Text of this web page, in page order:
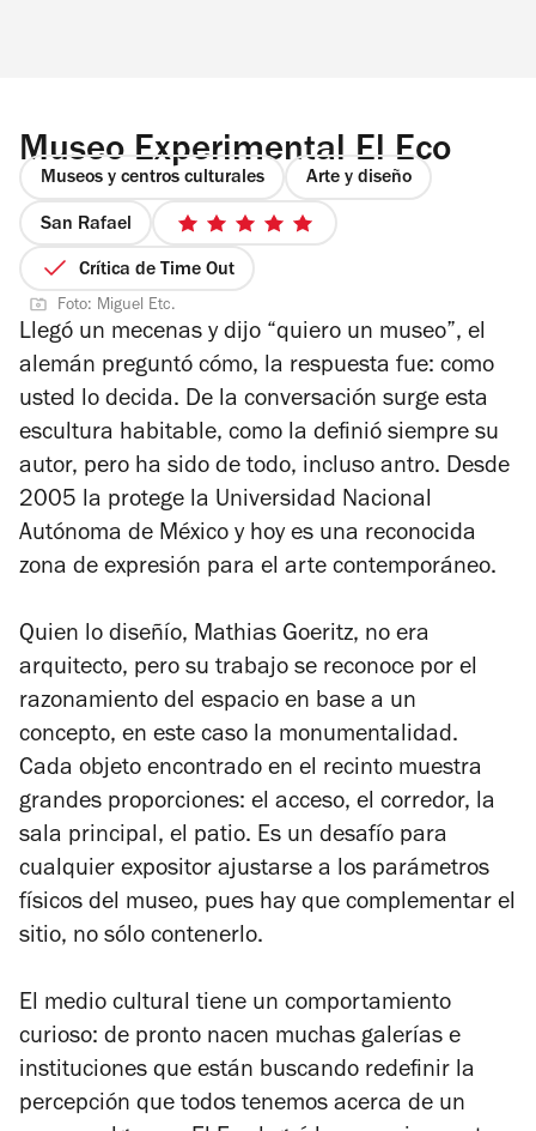
Museo Experimental El Eco
Museos y centros culturales Arte y diseño
San Rafael
5
estrellas
Crítica de Time Out
Foto: Miguel Etc.
Llegó un mecenas y dijo “quiero un museo”, el
alemán preguntó cómo, la respuesta fue: como
usted lo decida. De la conversación surge esta
escultura habitable, como la definió siempre su
autor, pero ha sido de todo, incluso antro. Desde
2005 la protege la Universidad Nacional
Autónoma de México y hoy es una reconocida
zona de expresión para el arte contemporáneo.
Quien lo diseñío, Mathias Goeritz, no era
arquitecto, pero su trabajo se reconoce por el
razonamiento del espacio en base a un
concepto, en este caso la monumentalidad.
Cada objeto encontrado en el recinto muestra
grandes proporciones: el acceso, el corredor, la
sala principal, el patio. Es un desafío para
cualquier expositor ajustarse a los parámetros
físicos del museo, pues hay que complementar el
sitio, no sólo contenerlo.
El medio cultural tiene un comportamiento
curioso: de pronto nacen muchas galerías e
instituciones que están buscando redefinir la
percepción que todos tenemos acerca de un